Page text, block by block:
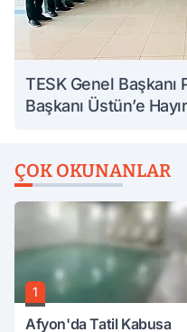
TESK Genel Başkanı
Başkanı Üstün’e
ÇOK OKUNANLAR
1
Afyon'da Tatil Kabusa